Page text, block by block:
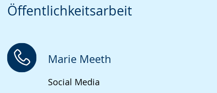
Öffentlichkeitsarbeit
Sprache
Unterstützung.
in
wird
angezeigt.
Marie Meeth
Social Media